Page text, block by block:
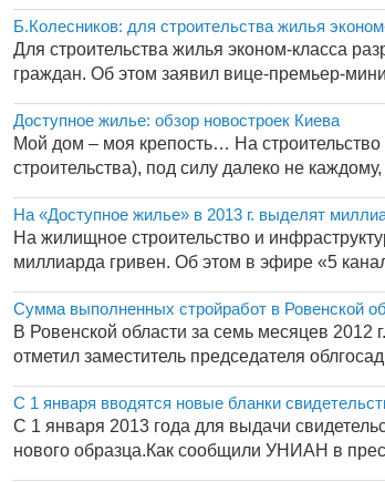
Б.Колесников: для строительства жилья
Для строительства жилья эконом-класса
граждан. Об этом заявил вице-премьер-
Доступное жилье: обзор новостроек Киева
Мой дом – моя крепость… На
строительства), под силу далеко не
На «Доступное жилье» в 2013 г. выделят
На жилищное строительство и
миллиарда гривен. Об этом в эфире «5
Сумма выполненных стройработ в Ровенской
В Ровенской области за семь месяцев 2012
отметил заместитель председателя
С 1 января вводятся новые бланки
С 1 января 2013 года для выдачи
нового образца.Как сообщили УНИАН в